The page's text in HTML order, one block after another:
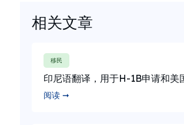
相关文章
移民
印尼语翻译，用于H-1B申请和美
阅读 ➞